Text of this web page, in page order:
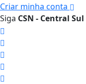
Criar minha conta
Siga CSN - Central